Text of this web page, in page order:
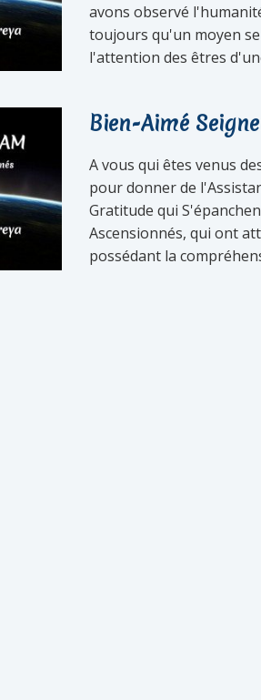
avons observé
toujours qu'un moyen
l'attention des êtres
Bien-Aimé
A vous qui êtes venus
pour donner de
Gratitude qui
Ascensionnés, qui ont
possédant la